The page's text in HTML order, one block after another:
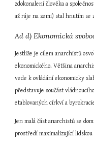
zdokonalení člověka a
až ráje na zemi) stal hnutím se
Ad d) Ekonomická
Jestliže je cílem anarchistů
ekonomického. Většina
vede k ovládání ekonomicky
představuje součást
etablovaných církví a
Jen malá část anarchistů se
prostředí maximalizující lidskou